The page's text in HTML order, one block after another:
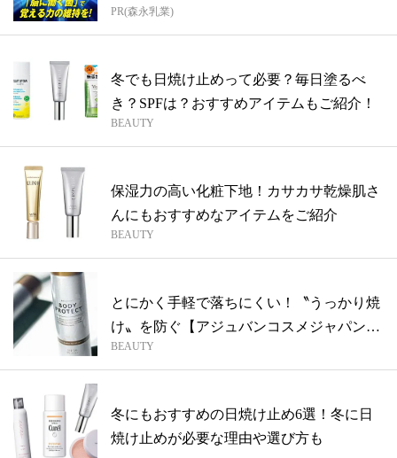
PR(森永乳業)
冬でも日焼け止めって必要？毎日塗るべ
き？SPFは？おすすめアイテムもご紹介！
BEAUTY
保湿力の高い化粧下地！カサカサ乾燥肌さ
んにもおすすめなアイテムをご紹介
BEAUTY
とにかく手軽で落ちにくい！〝うっかり焼
け〟を防ぐ【アジュバンコスメジャパン】
の全...
BEAUTY
冬にもおすすめの日焼け止め6選！冬に日
焼け止めが必要な理由や選び方も